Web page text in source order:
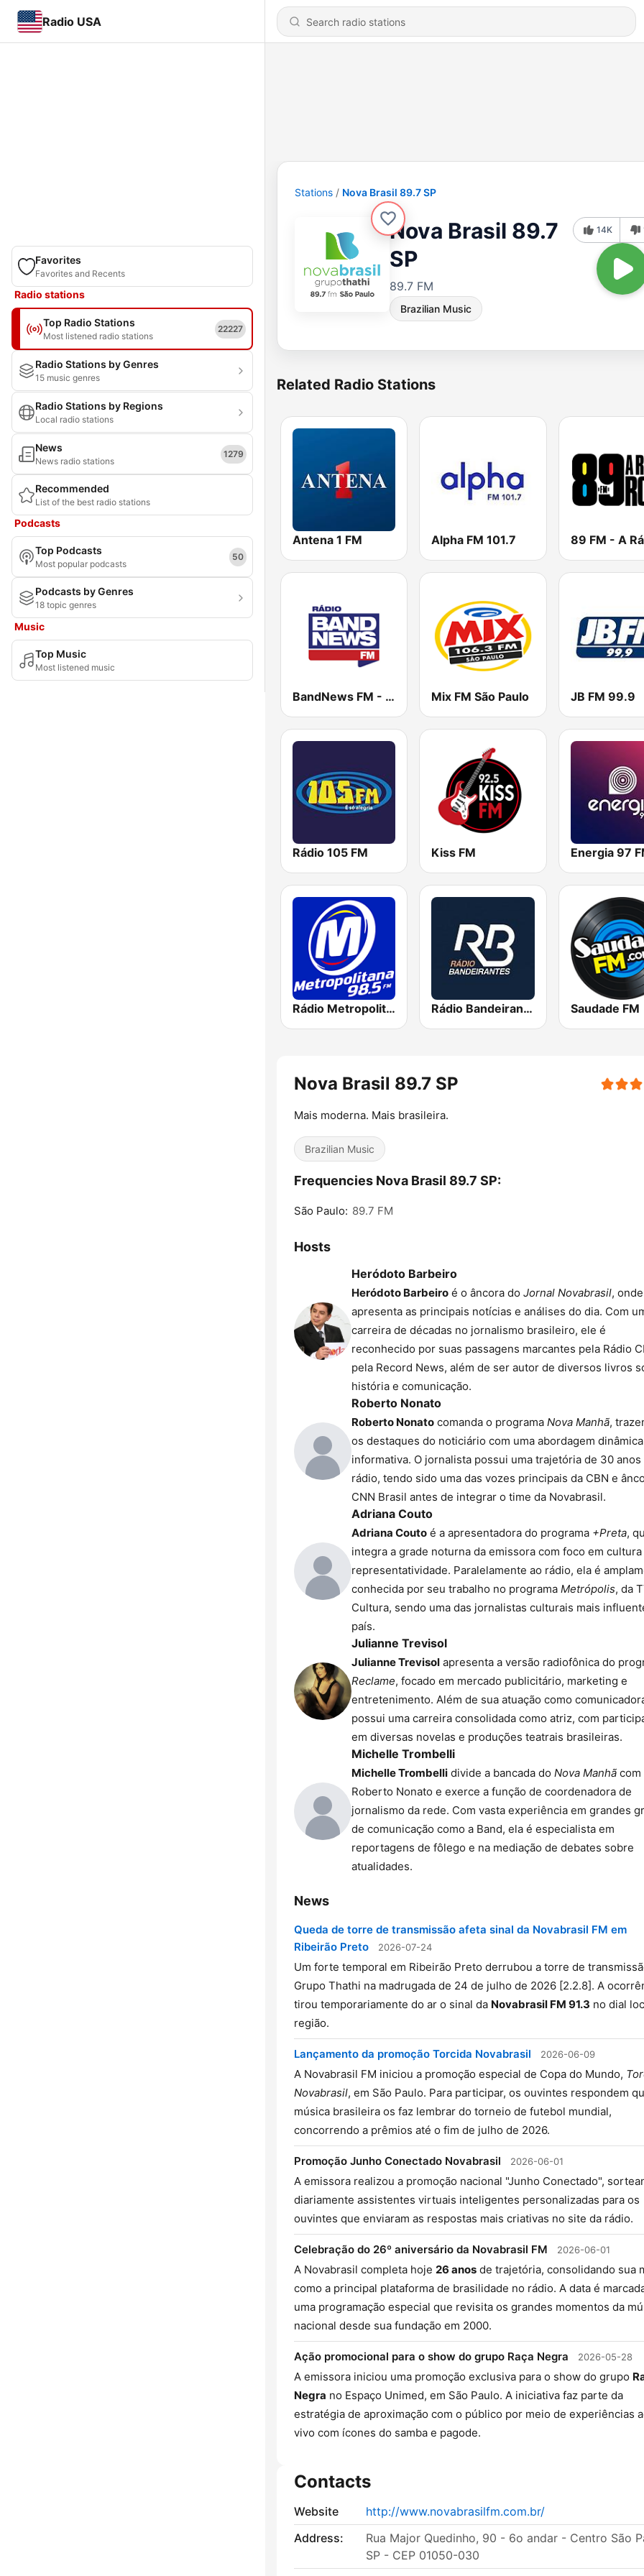
Radio USA
Favorites
Favorites and Recents
Radio stations
Top Radio Stations
Most listened radio stations
22227
Radio Stations by Genres
15 music genres
Radio Stations by Regions
Local radio stations
News
News radio stations
1279
Recommended
List of the best radio stations
Podcasts
Top Podcasts
Most popular podcasts
50
Podcasts by Genres
18 topic genres
Music
Top Music
Most listened music
Stations Nova Brasil 89.7 SP
Nova Brasil 89.7
SP
89.7 FM
Brazilian Music
14K
Related Radio Stations
Antena 1 FM Alpha FM 101.7
BandNews FM - 96.9 SP Mix FM São Paulo JB FM 99.9
Rádio 105 FM Kiss FM Energia 97
Rádio Metropolitana 98.5 FM Rádio Bandeirantes Saudade FM
Nova Brasil 89.7 SP
Mais moderna. Mais brasileira.
Brazilian Music
Frequencies Nova Brasil 89.7 SP:
São Paulo: 89.7 FM
Hosts
Heródoto Barbeiro
Heródoto Barbeiro é o âncora do Jornal Novabrasil, onde
apresenta as principais notícias e análises do dia. Com
carreira de décadas no jornalismo brasileiro, ele é
reconhecido por suas passagens marcantes pela Rádio
pela Record News, além de ser autor de diversos livros
história e comunicação.
Roberto Nonato
Roberto Nonato comanda o programa Nova Manhã,
os destaques do noticiário com uma abordagem
informativa. O jornalista possui uma trajetória de 30 anos
rádio, tendo sido uma das vozes principais da CBN e
CNN Brasil antes de integrar o time da Novabrasil.
Adriana Couto
Adriana Couto é a apresentadora do programa +Preta,
integra a grade noturna da emissora com foco em cultura
representatividade. Paralelamente ao rádio, ela é
conhecida por seu trabalho no programa Metrópolis, da
Cultura, sendo uma das jornalistas culturais mais
país.
Julianne Trevisol
Julianne Trevisol apresenta a versão radiofônica do
Reclame, focado em mercado publicitário, marketing e
entretenimento. Além de sua atuação como
possui uma carreira consolidada como atriz, com
em diversas novelas e produções teatrais brasileiras.
Michelle Trombelli
Michelle Trombelli divide a bancada do Nova Manhã com
Roberto Nonato e exerce a função de coordenadora de
jornalismo da rede. Com vasta experiência em grandes
de comunicação como a Band, ela é especialista em
reportagens de fôlego e na mediação de debates sobre
atualidades.
News
Queda de torre de transmissão afeta sinal da Novabrasil FM em
Ribeirão Preto
2026-07-24
Um forte temporal em Ribeirão Preto derrubou a torre de
Grupo Thathi na madrugada de 24 de julho de 2026 [2.2.8]. A
tirou temporariamente do ar o sinal da Novabrasil FM 91.3 no dial
região.
Lançamento da promoção Torcida Novabrasil 2026-06-09
A Novabrasil FM iniciou a promoção especial de Copa do Mundo,
Novabrasil, em São Paulo. Para participar, os ouvintes respondem
música brasileira os faz lembrar do torneio de futebol mundial,
concorrendo a prêmios até o fim de julho de 2026.
Promoção Junho Conectado Novabrasil 2026-06-01
A emissora realizou a promoção nacional "Junho Conectado",
diariamente assistentes virtuais inteligentes personalizadas para os
ouvintes que enviaram as respostas mais criativas no site da rádio.
Celebração do 26º aniversário da Novabrasil FM 2026-06-01
A Novabrasil completa hoje 26 anos de trajetória, consolidando sua
como a principal plataforma de brasilidade no rádio. A data é
uma programação especial que revisita os grandes momentos da
nacional desde sua fundação em 2000.
Ação promocional para o show do grupo Raça Negra 2026-05-28
A emissora iniciou uma promoção exclusiva para o show do grupo
Negra no Espaço Unimed, em São Paulo. A iniciativa faz parte da
estratégia de aproximação com o público por meio de experiências
vivo com ícones do samba e pagode.
Contacts
Website
http://www.novabrasilfm.com.br/
Address:
Rua Major Quedinho, 90 - 6o andar - Centro São
SP - CEP 01050-030